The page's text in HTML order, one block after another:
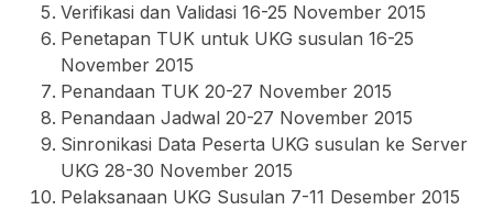
Verifikasi dan Validasi 16-25 November 2015
Penetapan TUK untuk UKG susulan 16-25
November 2015
Penandaan TUK 20-27 November 2015
Penandaan Jadwal 20-27 November 2015
Sinronikasi Data Peserta UKG susulan ke Server
UKG 28-30 November 2015
Pelaksanaan UKG Susulan 7-11 Desember 2015